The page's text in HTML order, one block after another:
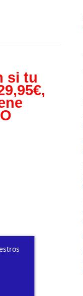
si tu